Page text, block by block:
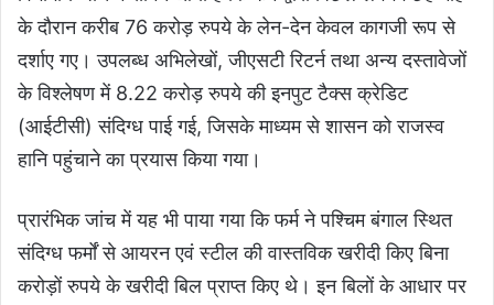
के दौरान करीब 76 करोड़ रुपये के लेन-देन केवल कागजी रूप से
दर्शाए गए। उपलब्ध अभिलेखों, जीएसटी रिटर्न तथा अन्य दस्तावेजों
के विश्लेषण में 8.22 करोड़ रुपये की इनपुट टैक्स क्रेडिट
(आईटीसी) संदिग्ध पाई गई, जिसके माध्यम से शासन को राजस्व
हानि पहुंचाने का प्रयास किया गया।
प्रारंभिक जांच में यह भी पाया गया कि फर्म ने पश्चिम बंगाल स्थित
संदिग्ध फर्मों से आयरन एवं स्टील की वास्तविक खरीदी किए बिना
करोड़ों रुपये के खरीदी बिल प्राप्त किए थे। इन बिलों के आधार पर